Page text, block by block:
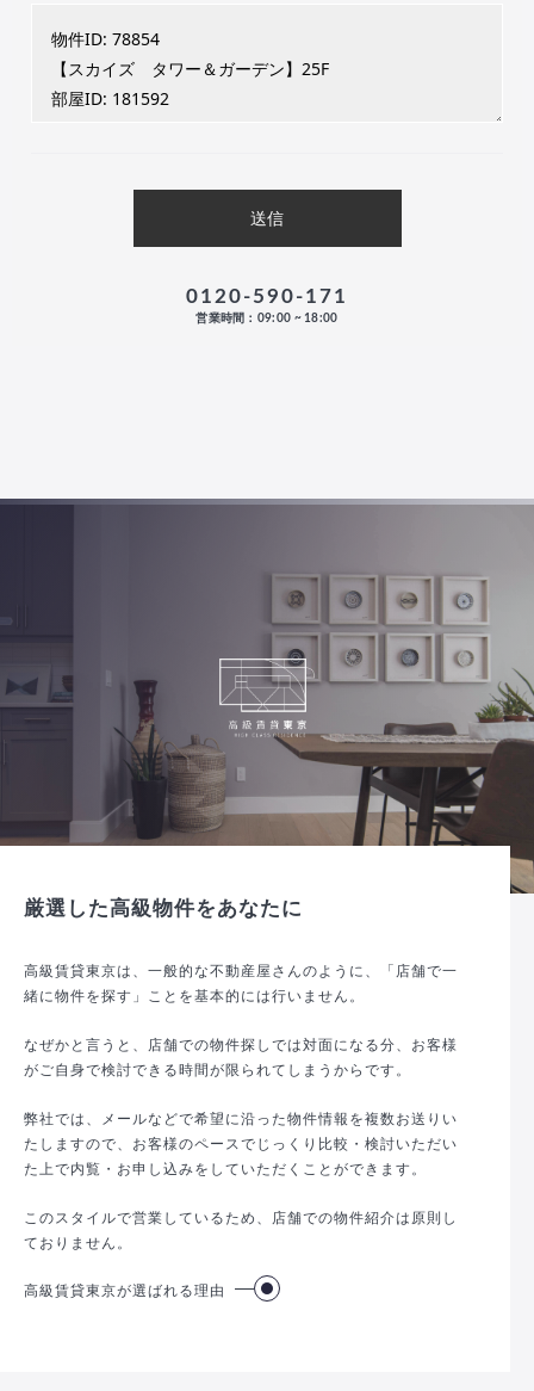
0120-590-171
営業時間：09:00 ~ 18:00
厳選した高級物件をあなたに
高級賃貸東京は、一般的な不動産屋さんのように、「店舗で一
緒に物件を探す」ことを基本的には行いません。
なぜかと言うと、店舗での物件探しでは対面になる分、お客様
がご自身で検討できる時間が限られてしまうからです。
弊社では、メールなどで希望に沿った物件情報を複数お送りい
たしますので、お客様のペースでじっくり比較・検討いただい
た上で内覧・お申し込みをしていただくことができます。
このスタイルで営業しているため、店舗での物件紹介は原則し
ておりません。
高級賃貸東京が選ばれる理由